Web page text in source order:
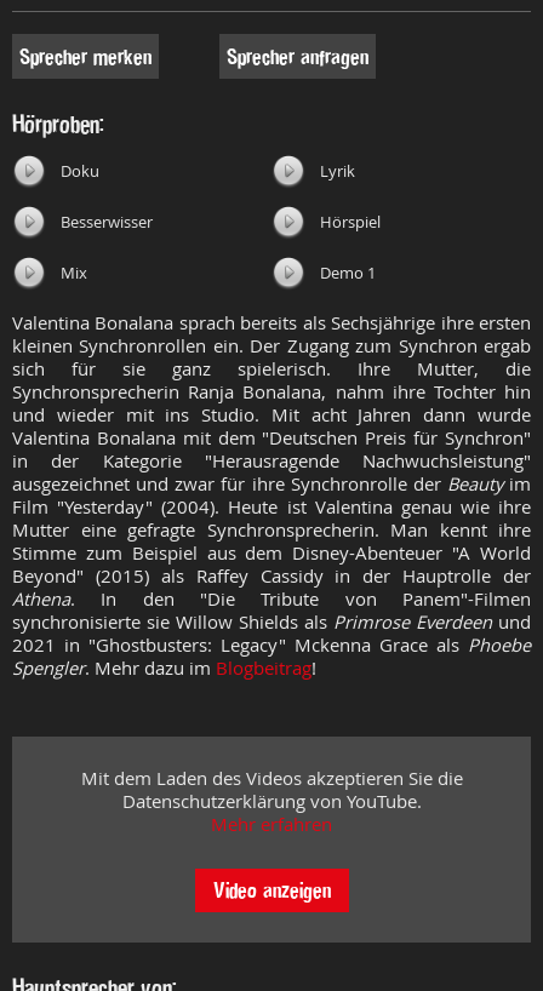
Sprecher merken Sprecher anfragen
Hörproben:
Doku Lyrik
Besserwisser Hörspiel
Mix Demo 1
Valentina Bonalana sprach bereits als Sechsjährige ihre ersten
kleinen Synchronrollen ein. Der Zugang zum Synchron ergab
sich für sie ganz spielerisch. Ihre Mutter, die
Synchronsprecherin Ranja Bonalana, nahm ihre Tochter hin
und wieder mit ins Studio. Mit acht Jahren dann wurde
Valentina Bonalana mit dem "Deutschen Preis für Synchron"
in der Kategorie "Herausragende Nachwuchsleistung"
ausgezeichnet und zwar für ihre Synchronrolle der Beautyim
Film "Yesterday" (2004). Heute ist Valentina genau wie ihre
Mutter eine gefragte Synchronsprecherin. Man kennt ihre
Stimme zum Beispiel aus dem Disney-Abenteuer "A World
Beyond" (2015) als Raffey Cassidy in der Hauptrolle der
Athena. In den "Die Tribute von Panem"-Filmen
synchronisierte sie Willow Shields als Primrose Everdeenund
2021 in "Ghostbusters: Legacy" Mckenna Grace als Phoebe
Spengler. Mehr dazu im Blogbeitrag!
Mit dem Laden des Videos akzeptieren Sie die
Datenschutzerklärung von YouTube.
Mehr erfahren
Video anzeigen